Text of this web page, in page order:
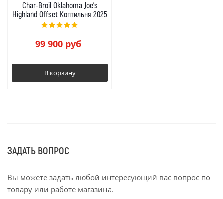
Char-Broil Oklahoma Joe's
Highland Offset Коптильня 2025
99 900руб
В корзину
ЗАДАТЬ ВОПРОС
Вы можете задать любой интересующий вас вопрос по
товару или работе магазина.